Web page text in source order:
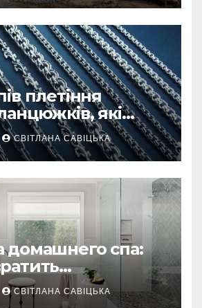
плетіння
які
СВІТЛАНА САВІЦЬКА
домашнего спа:
гигиену в
СВІТЛАНА САВІЦЬКА